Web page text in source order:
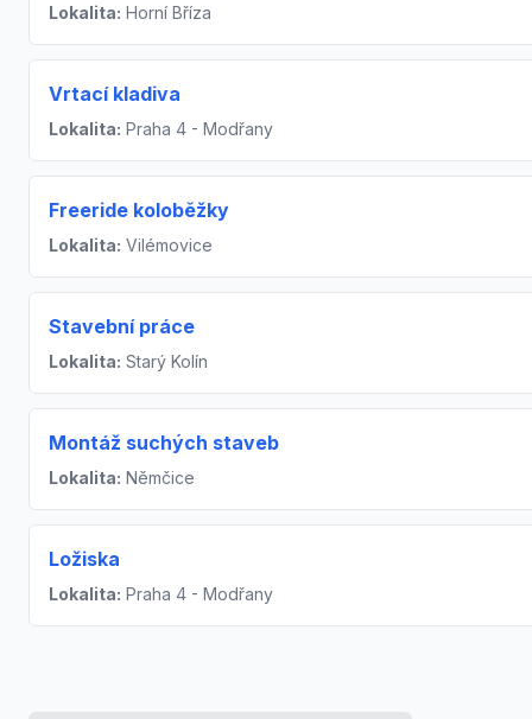
Lokalita: Horní Bříza
Vrtací kladiva
Lokalita: Praha 4 - Modřany
Freeride koloběžky
Lokalita: Vilémovice
Stavební práce
Lokalita: Starý Kolín
Montáž suchých staveb
Lokalita: Němčice
Ložiska
Lokalita: Praha 4 - Modřany